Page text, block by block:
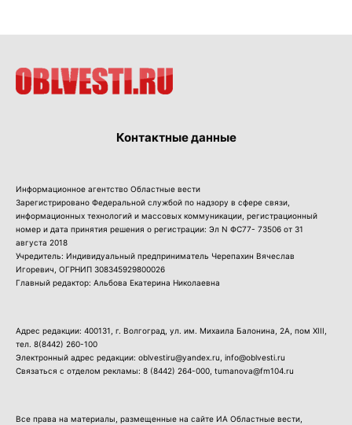
Контактные данные
Информационное агентство Областные вести
Зарегистрировано Федеральной службой по надзору в сфере связи,
информационных технологий и массовых коммуникации, регистрационный
номер и дата принятия решения о регистрации: Эл N ФС77- 73506 от 31
августа 2018
Учредитель: Индивидуальный предприниматель Черепахин Вячеслав
Игоревич, ОГРНИП 308345929800026
Главный редактор: Альбова Екатерина Николаевна
Адрес редакции: 400131, г. Волгоград, ул. им. Михаила Балонина, 2А, пом XIII,
тел. 8(8442) 260-100
Электронный адрес редакции: oblvestiru@yandex.ru, info@oblvesti.ru
Связаться с отделом рекламы: 8 (8442) 264-000 , tumanova@fm104.ru
Все права на материалы, размещенные на сайте ИА Областные вести,